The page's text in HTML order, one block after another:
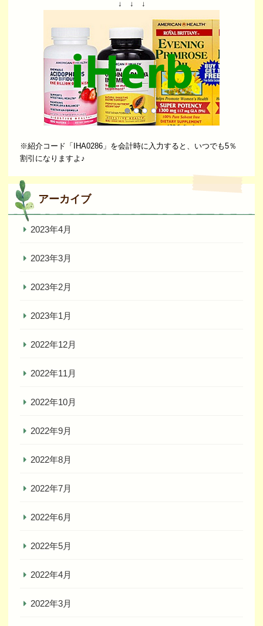
↓ ↓ ↓
※紹介コード「IHA0286」を会計時に入力すると、いつでも5％
割引になりますよ♪
アーカイブ
2023年4月
2023年3月
2023年2月
2023年1月
2022年12月
2022年11月
2022年10月
2022年9月
2022年8月
2022年7月
2022年6月
2022年5月
2022年4月
2022年3月